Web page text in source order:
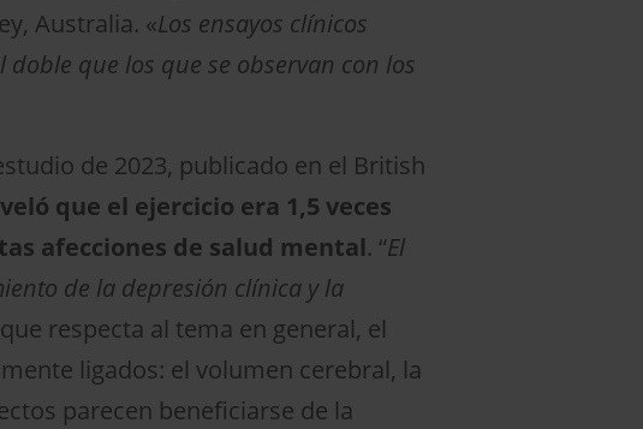
Australia. «Los ensayos clínicos
que los que se observan con los
de 2023, publicado en el British
que el ejercicio era 1,5 veces
afecciones de salud mental. “El
de la depresión clínica y la
respecta al tema en general, el
ligados: el volumen cerebral, la
parecen beneficiarse de la